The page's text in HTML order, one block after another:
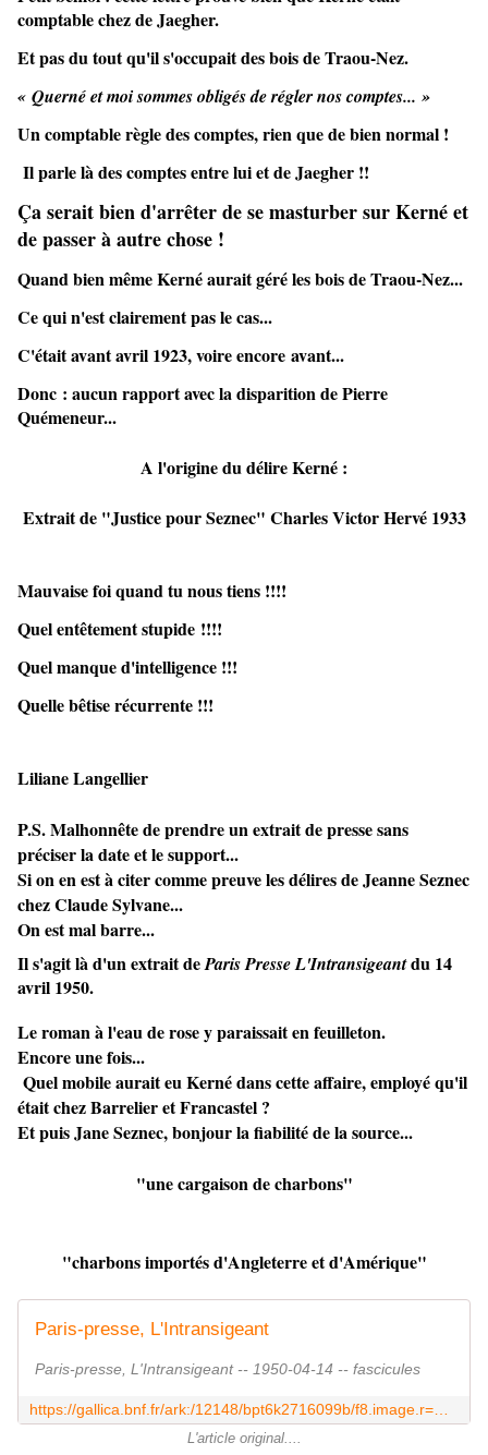
comptable chez de Jaegher.
Et pas du tout qu'il s'occupait des bois de Traou-Nez.
« Querné et moi sommes obligés de régler nos comptes... »
Un comptable règle des comptes, rien que de bien normal !
Il parle là des comptes entre lui et de Jaegher !!
Ça serait bien d'arrêter de se masturber sur Kerné et
de passer à autre chose !
Quand bien même Kerné aurait géré les bois de Traou-Nez...
Ce qui n'est clairement pas le cas...
C'était avant avril 1923, voire encore avant...
Donc : aucun rapport avec la disparition de Pierre
Quémeneur...
A l'origine du délire Kerné :
Extrait de "Justice pour Seznec" Charles Victor Hervé 1933
Mauvaise foi quand tu nous tiens !!!!
Quel entêtement stupide !!!!
Quel manque d'intelligence !!!
Quelle bêtise récurrente !!!
Liliane Langellier
P.S. Malhonnête de prendre un extrait de presse sans
préciser la date et le support...
Si on en est à citer comme preuve les délires de Jeanne Seznec
chez Claude Sylvane...
On est mal barre...
Il s'agit là d'un extrait deParis Presse L'Intransigeantdu 14
avril 1950.
Le roman à l'eau de rose y paraissait en feuilleton.
Encore une fois...
Quel mobile aurait eu Kerné dans cette affaire, employé qu'il
était chez Barrelier et Francastel ?
Et puis Jane Seznec, bonjour la fiabilité de la source...
"une cargaison de charbons"
"charbons importés d'Angleterre et d'Amérique"
Paris-presse, L'Intransigeant
Paris-presse, L'Intransigeant -- 1950-04-14 -- fascicules
L'article original....